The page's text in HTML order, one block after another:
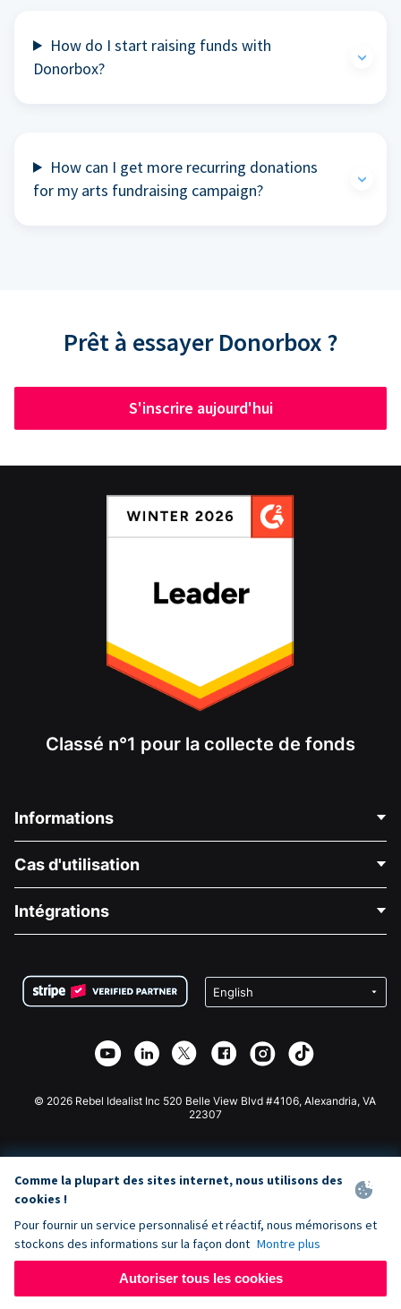
How do I start raising funds with
Donorbox?
How can I get more recurring donations
for my arts fundraising campaign?
Prêt à essayer Donorbox ?
S'inscrire aujourd'hui
Classé n°1 pour la collecte de fonds
Informations
À propos de nous
Carrières
Confidentialité
Partenariat d'affiliation
Bibliothèque
Cas d'utilisation
Collecte de fonds médicale
Collecte de fonds caritative
Intégrations
Plugin de don Wix
Application de don Webflow
Don Joomla
© 2026 Rebel Idealist Inc 520 Belle View Blvd #4106, Alexandria, VA
22307
Comme la plupart des sites internet, nous utilisons des
cookies !
Pour fournir un service personnalisé et réactif, nous mémorisons et
stockons des informations sur la façon dont Montre plus
Autoriser tous les cookies